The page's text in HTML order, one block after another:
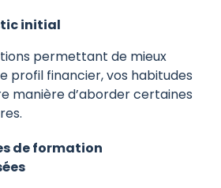
initial
permettant de mieux
profil financier, vos habitudes
manière d’aborder certaines
de formation